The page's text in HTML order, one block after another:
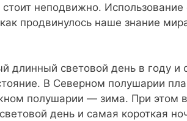
стоит неподвижно.
продвинулось наше знание
длинный световой день в году и
В Северном полушарии
полушарии — зима. При этом
день и самая короткая